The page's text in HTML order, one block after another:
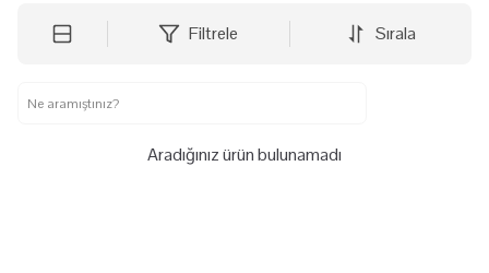
Filtrele Sırala
Aradığınız ürün bulunamadı